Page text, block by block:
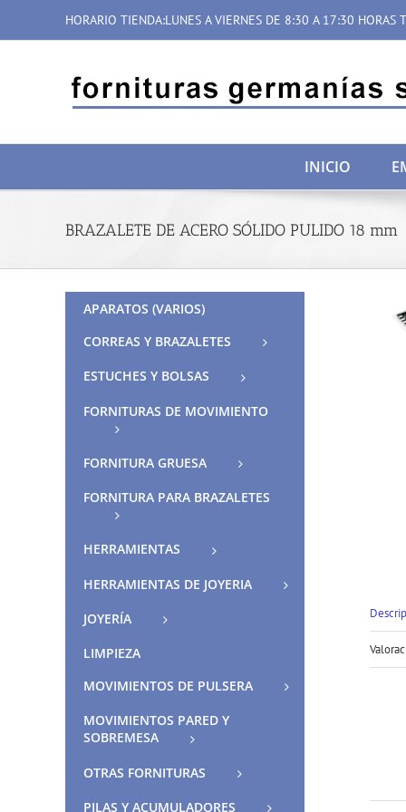
contenido
HORARIO TIENDA:LUNES A VIERNES DE 8:30 A 17:30
INICIO
BRAZALETE DE ACERO SÓLIDO PULIDO 18 mm
APARATOS (VARIOS)
CORREAS Y BRAZALETES
ESTUCHES Y BOLSAS
FORNITURAS DE MOVIMIENTO
FORNITURA GRUESA
FORNITURA PARA BRAZALETES
HERRAMIENTAS
HERRAMIENTAS DE JOYERIA
JOYERÍA
LIMPIEZA
MOVIMIENTOS DE PULSERA
MOVIMIENTOS PARED Y
SOBREMESA
OTRAS FORNITURAS
PILAS Y ACUMULADORES